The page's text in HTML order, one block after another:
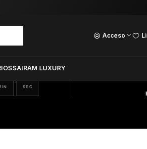
Acceso
SAIRAM LUXURY
Guardia Vieja 202.
: 19
SEG